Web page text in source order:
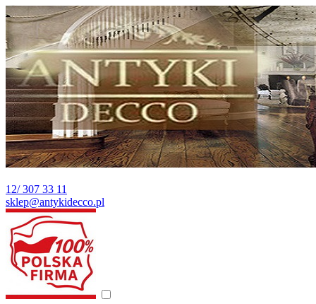
12/ 307 33 11
sklep@antykidecco.pl